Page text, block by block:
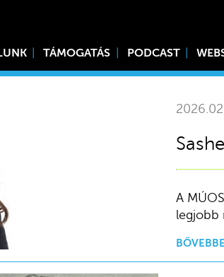
TÁMOGATÁS PODCAST
A
legjobb